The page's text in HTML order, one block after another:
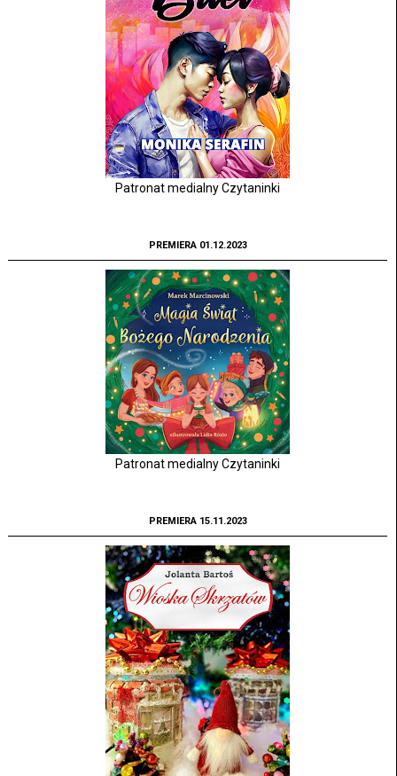
Patronat medialny Czytaninki
PREMIERA 01.12.2023
Patronat medialny Czytaninki
PREMIERA 15.11.2023